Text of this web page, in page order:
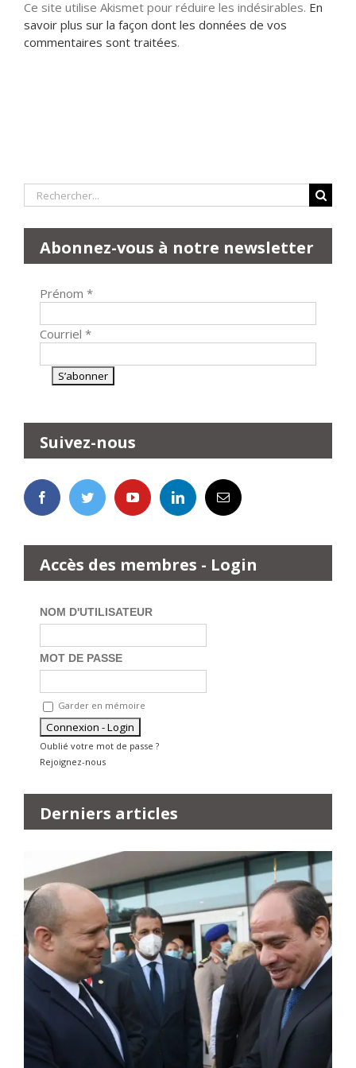
Ce site utilise Akismet pour réduire les indésirables. En
savoir plus sur la façon dont les données de vos
commentaires sont traitées.
Rechercher:
Abonnez-vous à notre newsletter
Prénom *
Courriel *
Suivez-nous
Accès des membres - Login
NOM D'UTILISATEUR
MOT DE PASSE
Garder en mémoire
Oublié votre mot de passe ?
Rejoignez-nous
Derniers articles